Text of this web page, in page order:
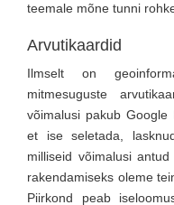
teemale mõne tunni
Arvutikaardid
Ilmselt on
mitmesuguste
võimalusi pakub Google
et ise seletada,
milliseid võimalusi
rakendamiseks oleme
Piirkond peab